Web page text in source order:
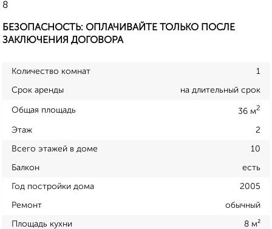
8
БЕЗОПАСНОСТЬ: ОПЛАЧИВАЙТЕ ТОЛЬКО ПОСЛЕ
ЗАКЛЮЧЕНИЯ ДОГОВОРА
Количество комнат 1
Срок аренды на длительный срок
Общая площадь 36 м2
Этаж 2
Всего этажей в доме 10
Балкон есть
Год постройки дома 2005
Ремонт обычный
Площадь кухни 8 м²